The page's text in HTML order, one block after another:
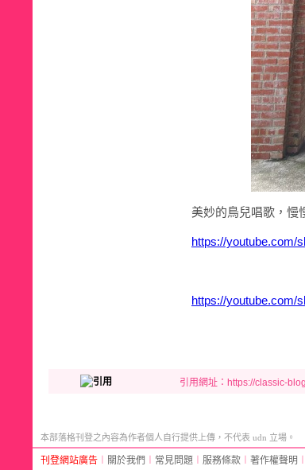
美妙的鳥兒唱歌，慢
https://youtube.com/
https://youtube.com/
引用網址：https://classic-
本部落格刊登之內容為作者個人自行提供上傳，不代表 udn 立場。
刊登網站廣告 關於我們 常見問題 服務條款 著作權聲明